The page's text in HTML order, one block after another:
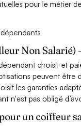
pour le métier
Non
choisit et
peuvent être
les garanties
n'est pas obligé
un coiffeur